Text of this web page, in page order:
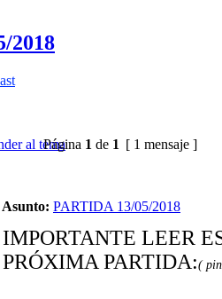
2018
Página 1 de 1 [ 1 mensaje ]
Asunto: PARTIDA 13/05/2018
IMPORTANTE LEER
PRÓXIMA PARTIDA:(